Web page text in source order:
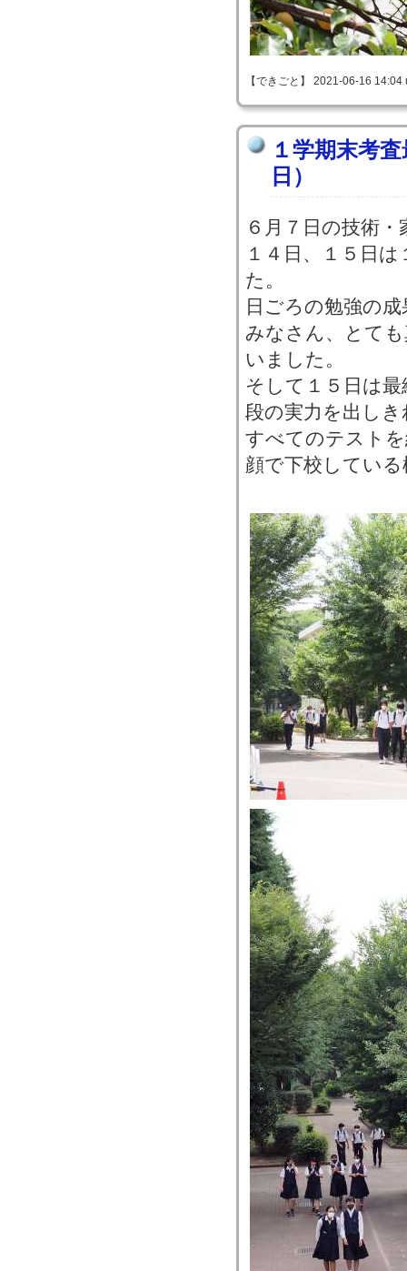
【できごと】 2021-06-16
１学期末考
日）
６月７日の技術
１４日、１５日
た。
日ごろの勉強の
みなさん、とて
いました。
そして１５日は
段の実力を出し
すべてのテスト
顔で下校してい